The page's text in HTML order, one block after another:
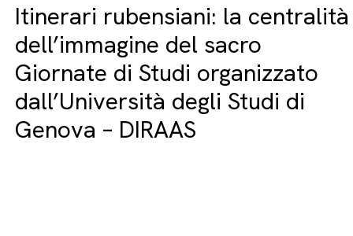
Itinerari rubensiani: la centralità
dell’immagine del sacro
Giornate di Studi organizzato
dall’Università degli Studi di
Genova – DIRAAS